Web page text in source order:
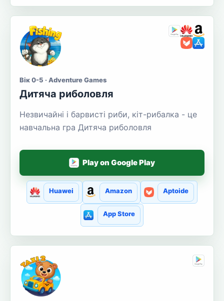
Вік 0-5 · Adventure Games
Дитяча риболовля
Незвичайні і барвисті риби, кіт-рибалка - це
навчальна гра Дитяча риболовля
Play on Google Play
Huawei Amazon Aptoide
App Store